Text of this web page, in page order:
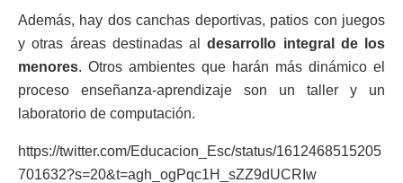
Además, hay dos canchas deportivas, patios con juegos
y otras áreas destinadas aldesarrollo integral de los
menores. Otros ambientes que harán más dinámico el
proceso enseñanza-aprendizaje son un taller y un
laboratorio de computación.
https://twitter.com/Educacion_Esc/status/1612468515205
701632?s=20&t=agh_ogPqc1H_sZZ9dUCRIw